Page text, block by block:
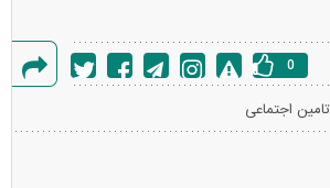
خطا
0
تامین اجتماعی